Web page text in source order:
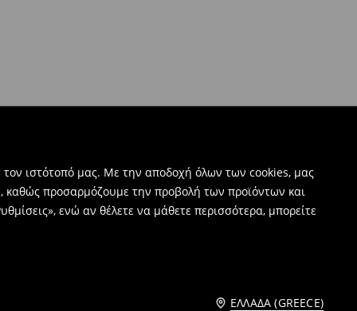
τον ιστότοπό μας. Με την αποδοχή όλων των cookies, μας
καθώς προσαρμόζουμε την προβολή των προϊόντων και
ενώ αν θέλετε να μάθετε περισσότερα, μπορείτε
ΕΛΛΆΔΑ (GREECE)